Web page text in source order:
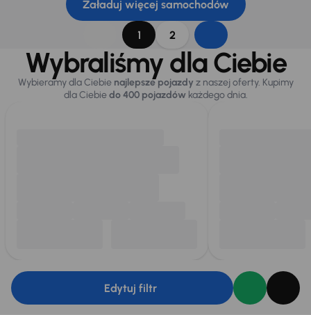
Załaduj więcej samochodów
1 2
Wybraliśmy dla Ciebie
Wybieramy dla Ciebie najlepsze pojazdy z naszej oferty. Kupimy
dla Ciebiedo 400 pojazdówkażdego dnia.
Edytuj filtr